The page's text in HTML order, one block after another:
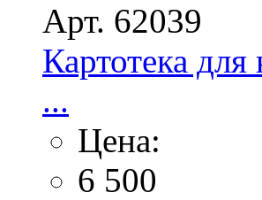
Арт. 62039
Картотека
...
Цена:
6 500